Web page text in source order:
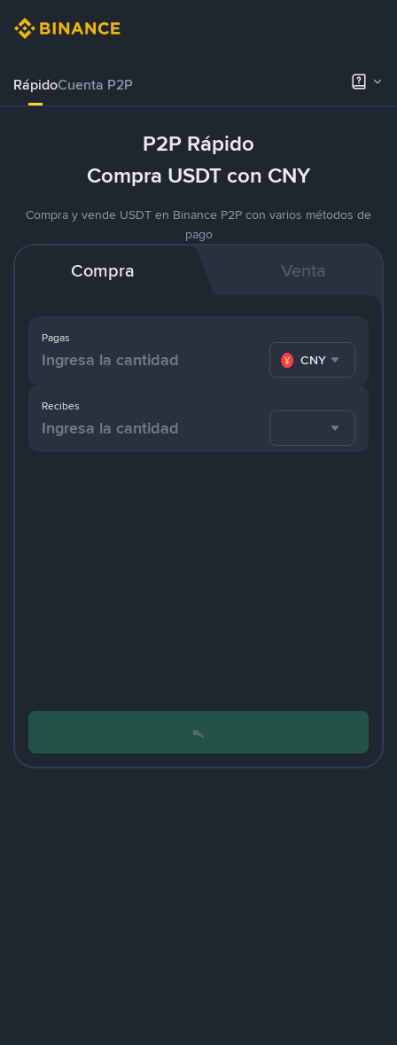
RápidoCuenta P2P
P2P Rápido
Compra USDT con CNY
Compra y vende USDT en Binance P2P con varios métodos de
pago
Compra Venta
Pagas
CNY
Recibes